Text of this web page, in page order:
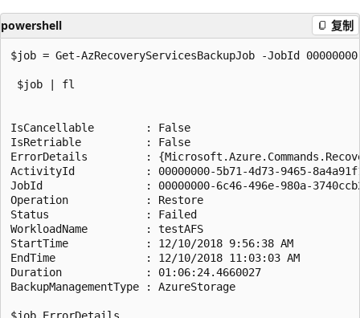
powershell 复制
$job = Get-AzRecoveryServicesBackupJob -JobId
$job | fl
IsCancellable        : False
IsRetriable          : False
ErrorDetails         :
ActivityId           : 00000000-5b71-4d73-9465-
JobId                : 00000000-6c46-496e-980a-
Operation            : Restore
Status               : Failed
WorkloadName         : testAFS
StartTime            : 12/10/2018 9:56:38 AM
EndTime              : 12/10/2018 11:03:03 AM
Duration             : 01:06:24.4660027
BackupManagementType : AzureStorage
$job.ErrorDetails